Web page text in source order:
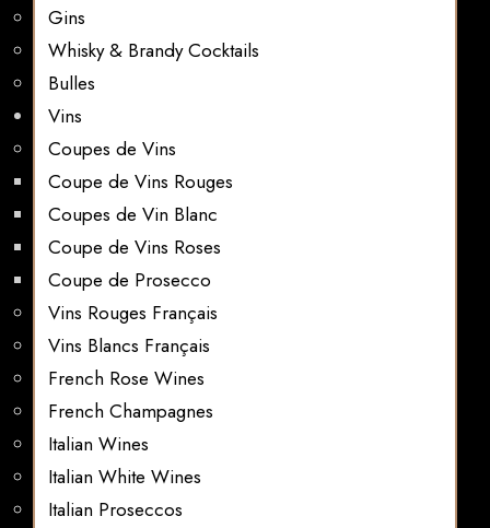
Gins
Whisky & Brandy Cocktails
Bulles
Vins
Coupes de Vins
Coupe de Vins Rouges
Coupes de Vin Blanc
Coupe de Vins Roses
Coupe de Prosecco
Vins Rouges Français
Vins Blancs Français
French Rose Wines
French Champagnes
Italian Wines
Italian White Wines
Italian Proseccos